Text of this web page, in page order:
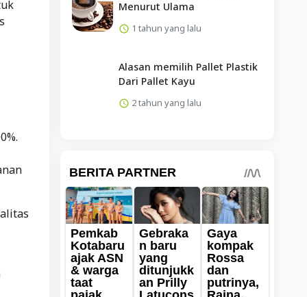
Menurut Ulama
1 tahun yang lalu
Alasan memilih Pallet Plastik
Dari Pallet Kayu
2 tahun yang lalu